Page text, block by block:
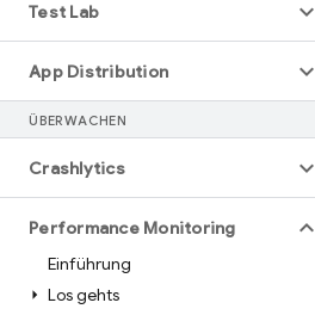
Test Lab
App Distribution
ÜBERWACHEN
Crashlytics
Performance Monitoring
Einführung
Los gehts